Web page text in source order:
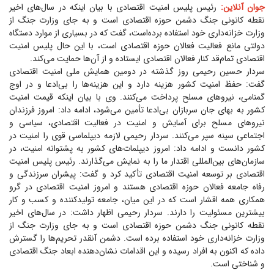
جوان آنلاین: رئیس پلیس امنیت اقتصادی با بیان اینکه در سال‌های اخیر
نقطه کانونی جنگ دشمن حوزه اقتصادی است و به جای وزارت جنگ از
وزارت خزانه‌داری خود استفاده برده‌است، گفت که در بسیاری از موارد دستگاه
دولتی مانع فعالیت فعالان حوزه اقتصادی است، با این حال پلیس امنیت
اقتصادی تمام‌قد کنار فعالان اقتصادی ایستاده و از آن‌ها حمایت می‌کند.
سردار حسین رحیمی روز گذشته در دومین همایش ملی امنیت اقتصادی
گفت: حفظ امنیت کشور هزینه دارد و این هزینه‌ها را بی‌ادعا و در اوج
گمنامی، نیرو‌های مسلح پرداخت می‌کنند. وی با بیان اینکه قیمت امنیت
کشور به بهای جان سربازان بی‌ادعا تأمین می‌شود، ادامه داد: امروز فرزندان
نیرو‌های مسلح برای آسایش و امنیت در فعالیت اقتصادی، سیاسی و
اجتماعی سینه سپر می‌کنند. سردار رحیمی لازمه دیپلماسی قوی را امنیت در
کشور دانست و ادامه داد: امروز دیپلمات‌های کشور به پشتوانه امنیت، در
سازمان‌های بین‌المللی اقتدار ما را به نمایش می‌گذارند. رئیس پلیس امنیت
اقتصادی بر توسعه امنیت اقتصادی تأکید کرد و گفت: پیشران سرزندگی و
رفاه جامعه فعالان حوزه اقتصادی هستند و امروز امنیت اقتصادی در گرو
همکاری همه اقشار است که در این میان، جامعه تولیدکننده و کسب و کار
بیشترین مسئولیت را دارند. سردار رحیمی اظهار داشت: در سال‌های اخیر
نقطه کانونی جنگ دشمن حوزه اقتصادی است و به جای وزارت جنگ از
وزارت خزانه‌داری خود استفاده برده است. دشمن آنقدر تحریم‌ها را گسترش
داده که اکنون به افراد رسیده و این اقدامات نشان‌دهنده ابعاد جنگ اقتصادی
و شناختی است.